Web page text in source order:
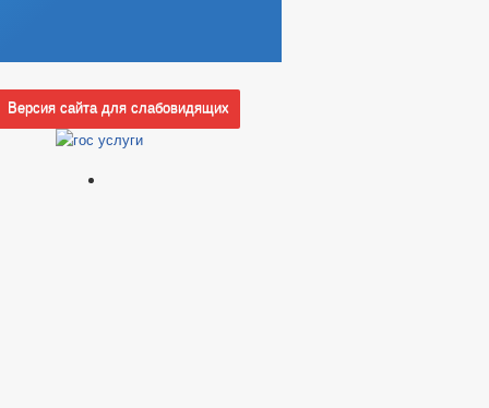
Версия сайта для слабовидящих